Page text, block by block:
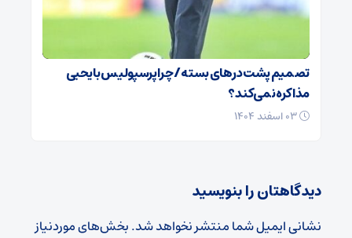
تصمیم پشت در‌های بسته / چرا پرسپولیس با یحیی
مذاکره نمی‌کند؟
دیدگاهتان را بنویسید
نشانی ایمیل شما منتشر نخواهد شد.بخش‌های موردنیاز